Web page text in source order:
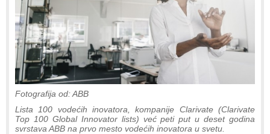
Fotografija od: ABB
Lista 100 vodećih inovatora, kompanije Clarivate (Clarivate
Top 100 Global Innovator lists) već peti put u deset godina
svrstava ABB na prvo mesto vodećih inovatora u svetu.